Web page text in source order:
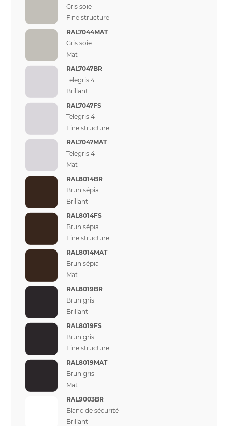
Gris soie
Fine structure
RAL7044MAT
Gris soie
Mat
RAL7047BR
Telegris 4
Brillant
RAL7047FS
Telegris 4
Fine structure
RAL7047MAT
Telegris 4
Mat
RAL8014BR
Brun sépia
Brillant
RAL8014FS
Brun sépia
Fine structure
RAL8014MAT
Brun sépia
Mat
RAL8019BR
Brun gris
Brillant
RAL8019FS
Brun gris
Fine structure
RAL8019MAT
Brun gris
Mat
RAL9003BR
Blanc de sécurité
Brillant